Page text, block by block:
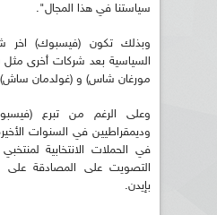
سياستنا في هذا المجال".
وبذلك تكون (فيسبوك) اخر
السياسية بعد شركات أخرى
مورغان شاس) و (غولدمان
وعلى الرغم من تبرع
وديمقراطيين في السنوات
في الحملات الانتخابية
التصويت على المصادقة على
بإيدن.